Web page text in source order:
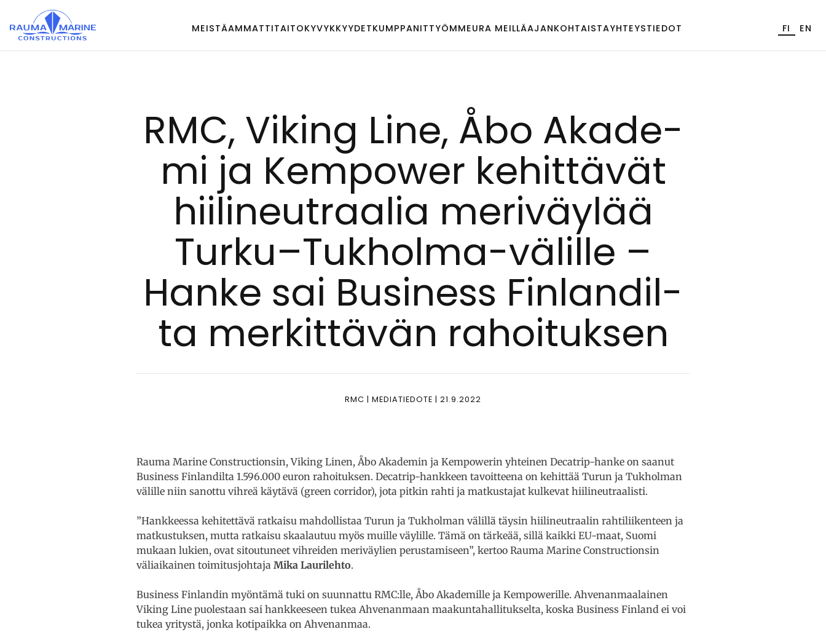
sisältöön
MEISTÄAMMATTITAITOKYVYKKYYDETKUMPPANITTYÖMMEURA MEILLÄAJANKOHTAISTAYHTEYSTIEDOT FI EN
RMC, Vi­king Li­ne, Åbo Aka­de­
mi ja Kem­po­wer ke­hit­tä­vät
hii­li­neut­raa­lia me­ri­väy­lää
Tur­ku–Tuk­hol­ma-vä­lil­le –
Han­ke sai Bu­si­ness Fin­lan­dil­
ta mer­kit­tä­vän ra­hoi­tuk­sen
RMC | MEDIATIEDOTE | 21.9.2022
Rauma Marine Constructionsin, Viking Linen, Åbo Akademin ja Kempowerin yhteinen Decatrip-hanke on saanut
Business Finlandilta 1.596.000 euron rahoituksen. Decatrip-hankkeen tavoitteena on kehittää Turun ja Tukholman
välille niin sanottu vihreä käytävä (green corridor), jota pitkin rahti ja matkustajat kulkevat hiilineutraalisti.
”Hankkeessa kehitettävä ratkaisu mahdollistaa Turun ja Tukholman välillä täysin hiilineutraalin rahtiliikenteen ja
matkustuksen, mutta ratkaisu skaalautuu myös muille väylille. Tämä on tärkeää, sillä kaikki EU-maat, Suomi
mukaan lukien, ovat sitoutuneet vihreiden meriväylien perustamiseen”, kertoo Rauma Marine Constructionsin
väliaikainen toimitusjohtaja Mika Laurilehto.
Business Finlandin myöntämä tuki on suunnattu RMC:lle, Åbo Akademille ja Kempowerille. Ahvenanmaalainen
Viking Line puolestaan sai hankkeeseen tukea Ahvenanmaan maakuntahallitukselta, koska Business Finland ei voi
tukea yritystä, jonka kotipaikka on Ahvenanmaa.